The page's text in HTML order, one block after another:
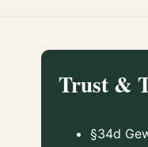
Trust &
§34d